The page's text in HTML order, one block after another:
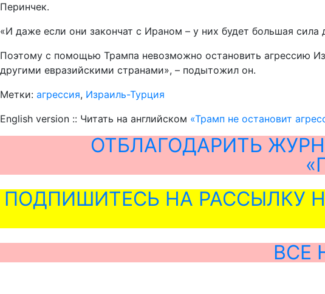
Перинчек.
«И даже если они закончат с Ираном – у них будет большая сила
Поэтому с помощью Трампа невозможно остановить агрессию
другими евразийскими странами», – подытожил он.
Метки: агрессия, Израиль-Турция
English version :: Читать на английском «Трамп не остановит
ОТБЛАГОДАРИТЬ
ПОДПИШИТЕСЬ НА РАССЫЛКУ
ВСЕ